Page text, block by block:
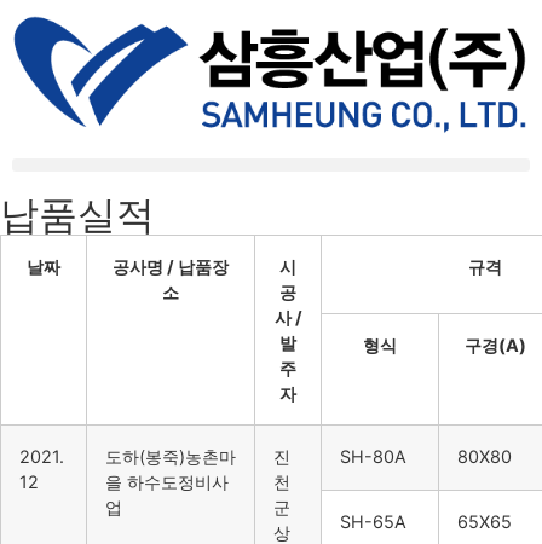
납품실적
날짜
공사명 / 납품장
소
시
공
사 /
발
주
자
규격
형식 구경(A)
2021.
12
도하(봉죽)농촌마
을 하수도정비사
업
진
천
군
상
SH-80A 80X80
SH-65A 65X65